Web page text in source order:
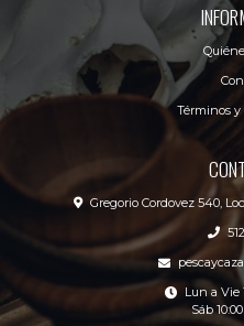
Términos
Gregorio Cordovez 540,
Lun a Vie
Sáb